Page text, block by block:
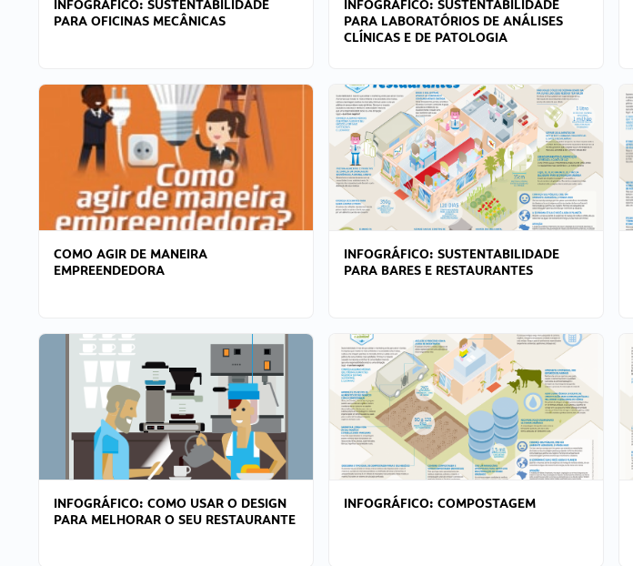
INFOGRÁFICO: SUSTENTABILIDADE
PARA OFICINAS MECÂNICAS
INFOGRÁFICO: SUSTENTABILIDADE
PARA LABORATÓRIOS DE ANÁLISES
CLÍNICAS E DE PATOLOGIA
COMO AGIR DE MANEIRA
EMPREENDEDORA
INFOGRÁFICO: SUSTENTABILIDADE
PARA BARES E RESTAURANTES
INFOGRÁFICO: COMO USAR O DESIGN
PARA MELHORAR O SEU RESTAURANTE
INFOGRÁFICO: COMPOSTAGEM